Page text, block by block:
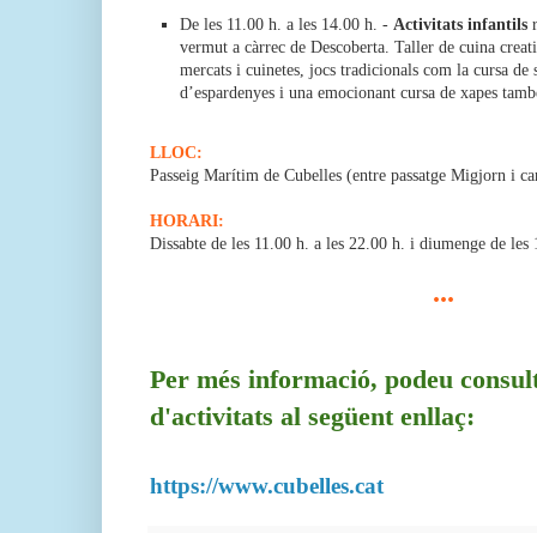
De les 11.00 h. a les 14.00 h. - Activitats infantils
vermut a càrrec de Descoberta. Taller de cuina
mercats i cuinetes, jocs tradicionals com la cursa de
d’espardenyes i una emocionant cursa de xapes
LLOC:
Passeig Marítim de Cubelles (entre passatge Migjorn i
HORARI:
Dissabte de les 11.00 h. a les 22.00 h. i diumenge de les
...
Per més informació, podeu
d'activitats al següent enllaç:
https://www.cubelles.cat